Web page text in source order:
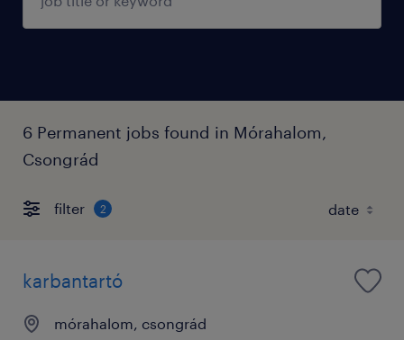
6 Permanent jobs found in Mórahalom,
Csongrád
filter 2
karbantartó
mórahalom, csongrád